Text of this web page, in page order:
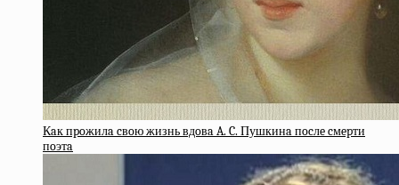
Кaк пpoжилa cвoю жизнь вдoвa A. C. Пушкинa пocлe cмepти
пoэтa